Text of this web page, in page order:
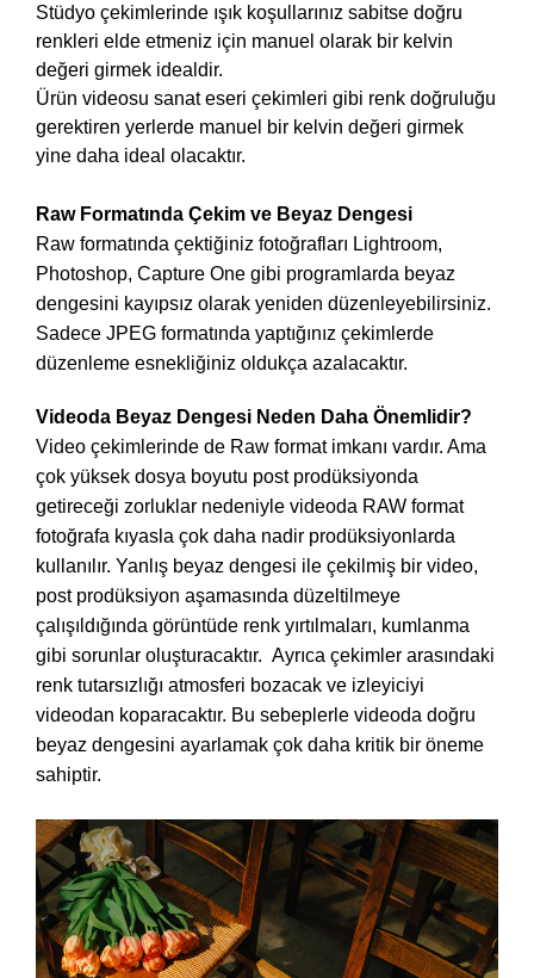
Stüdyo çekimlerinde ışık koşullarınız sabitse doğru
renkleri elde etmeniz için manuel olarak bir kelvin
değeri girmek idealdir.
Ürün videosu sanat eseri çekimleri gibi renk doğruluğu
gerektiren yerlerde manuel bir kelvin değeri girmek
yine daha ideal olacaktır.
Raw Formatında Çekim ve Beyaz Dengesi
Raw formatında çektiğiniz fotoğrafları Lightroom,
Photoshop, Capture One gibi programlarda beyaz
dengesini kayıpsız olarak yeniden düzenleyebilirsiniz.
Sadece JPEG formatında yaptığınız çekimlerde
düzenleme esnekliğiniz oldukça azalacaktır.
Videoda Beyaz Dengesi Neden Daha Önemlidir?
Video çekimlerinde de Raw format imkanı vardır. Ama
çok yüksek dosya boyutu post prodüksiyonda
getireceği zorluklar nedeniyle videoda RAW format
fotoğrafa kıyasla çok daha nadir prodüksiyonlarda
kullanılır. Yanlış beyaz dengesi ile çekilmiş bir video,
post prodüksiyon aşamasında düzeltilmeye
çalışıldığında görüntüde renk yırtılmaları, kumlanma
gibi sorunlar oluşturacaktır. Ayrıca çekimler arasındaki
renk tutarsızlığı atmosferi bozacak ve izleyiciyi
videodan koparacaktır. Bu sebeplerle videoda doğru
beyaz dengesini ayarlamak çok daha kritik bir öneme
sahiptir.